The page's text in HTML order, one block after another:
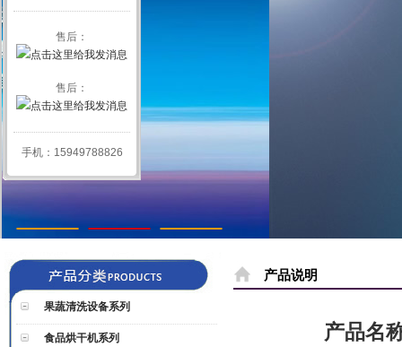
售后：
售后：
手机：15949788826
1 2 3
果蔬清洗设备系列
食品烘干机系列
产品说明
产品名